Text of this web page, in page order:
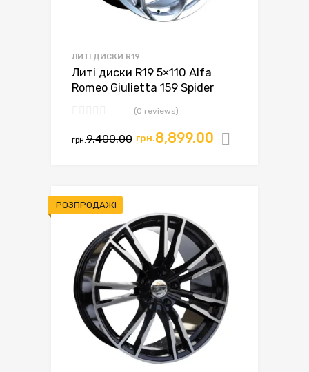
ЛИТІ ДИСКИ R19
Литі диски R19 5×110 Alfa
Romeo Giulietta 159 Spider
(0 reviews)
грн.9,400.00 грн.8,899.00
РОЗПРОДАЖ!